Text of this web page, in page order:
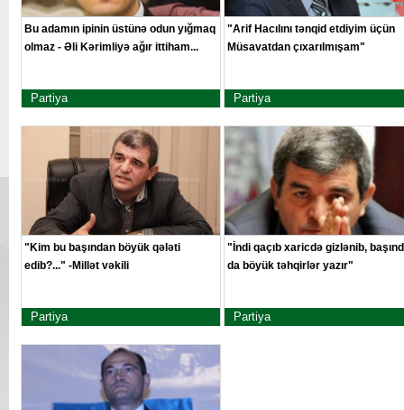
Bu adamın ipinin üstünə odun yığmaq
olmaz - Əli Kərimliyə ağır ittiham...
Partiya
"Arif Hacılını tənqid etdiyim üçün
Müsavatdan çıxarılmışam"
Partiya
"Kim bu başından böyük qələti
edib?..." -Millət vəkili
Partiya
"İndi qaçıb xaricdə gizlənib,
da böyük təhqirlər yazır"
Partiya